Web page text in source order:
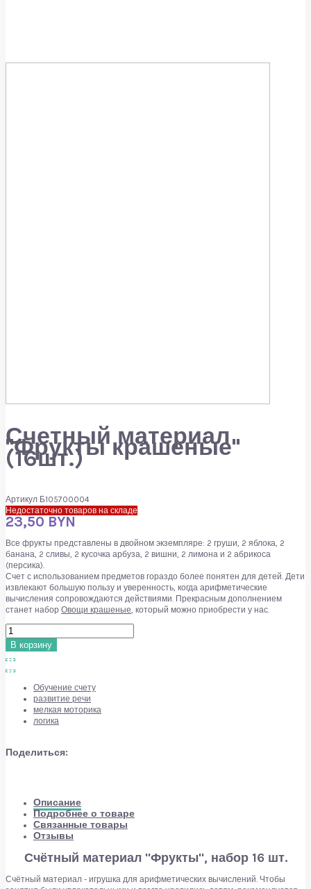
Счетный материал
"Фрукты крашеные"
(16шт.)
Артикул Б105700004
Недостаточно товаров на складе
23,50 BYN
Все фрукты представлены в двойном экземпляре: 2 груши, 2 яблока, 2
банана, 2 сливы, 2 кусочка арбуза, 2 вишни, 2 лимона и 2 абрикоса
(персика).
Счет с использованием предметов гораздо более понятен для детей. Дети
извлекают большую пользу и уверенность, когда арифметические
вычисления сопровождаются действиями. Прекрасным дополнением
станет набор Овощи крашеные, который можно приобрести у нас.
В корзину
Обучение счету
развитие речи
мелкая моторика
логика
Поделиться:
Описание
Подробнее о товаре
Связанные товары
Отзывы
Счётный материал "Фрукты", набор 16 шт.
Счётный материал - игрушка для арифметических вычислений. Чтобы